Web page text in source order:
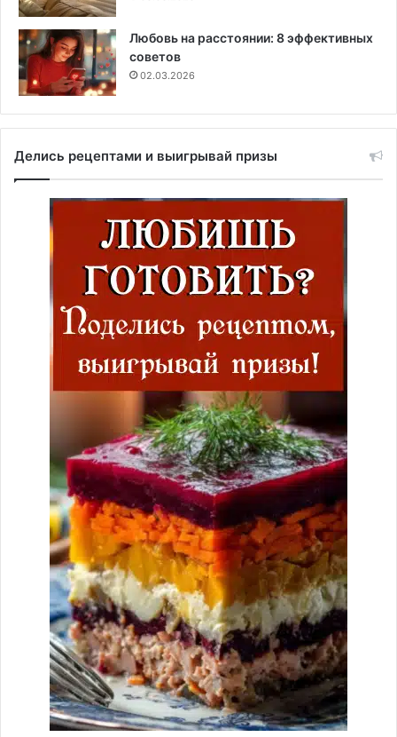
Любовь на расстоянии: 8 эффективных
советов
02.03.2026
Делись рецептами и выигрывай призы